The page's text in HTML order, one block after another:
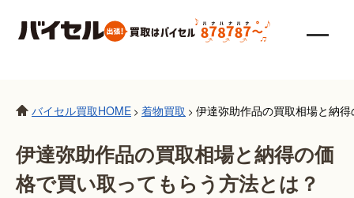
バイセル買取HOME > 着物買取 > 伊達弥助作品の買取相場と納
伊達弥助作品の買取相場と納得の価
格で買い取ってもらう方法とは？